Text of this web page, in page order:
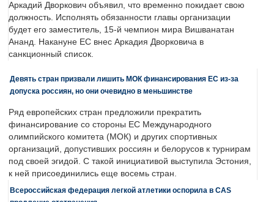
Аркадий Дворкович объявил, что временно покидает свою
должность. Исполнять обязанности главы организации
будет его заместитель, 15-й чемпион мира Вишванатан
Ананд. Накануне ЕС внес Аркадия Дворковича в
санкционный список.
Девять стран призвали лишить МОК финансирования ЕС из-за
допуска россиян, но они очевидно в меньшинстве
Ряд европейских стран предложили прекратить
финансирование со стороны ЕС Международного
олимпийского комитета (МОК) и других спортивных
организаций, допустивших россиян и белорусов к турнирам
под своей эгидой. С такой инициативой выступила Эстония,
к ней присоединились еще восемь стран.
Всероссийская федерация легкой атлетики оспорила в CAS